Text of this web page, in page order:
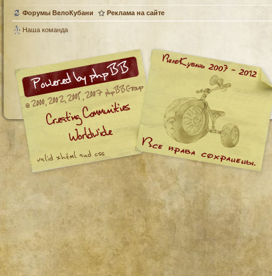
Форумы ВелоКубани Реклама на сайте
Наша команда